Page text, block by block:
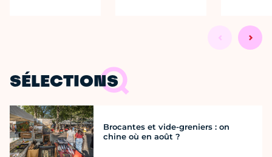
SÉLECTIONS
Brocantes et vide-greniers : on
chine où en août ?